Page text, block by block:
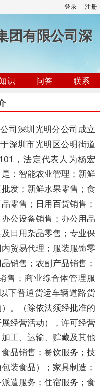
登录 注册
团有限公司深
识 问答
联系
司深圳光明分公司成立
深圳市光明区公明街道
，法定代表人为杨宏
：智能农业管理；新鲜
发；新鲜水果零售；食
零售；日用百货销售；
公设备销售；办公用品
日用杂品零售；专业保
贸易代理；服装服饰零
销售；农副产品销售；
售；商业综合体管理服
下普通货运车辆道路货
。（除依法须经批准的
经营活动），许可经营
工、运输、贮藏及其他
品销售；餐饮服务；技
装食品）；家具制造；
遣服务；住宿服务；食